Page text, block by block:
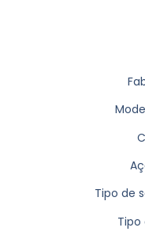
Tipo de
Tipo